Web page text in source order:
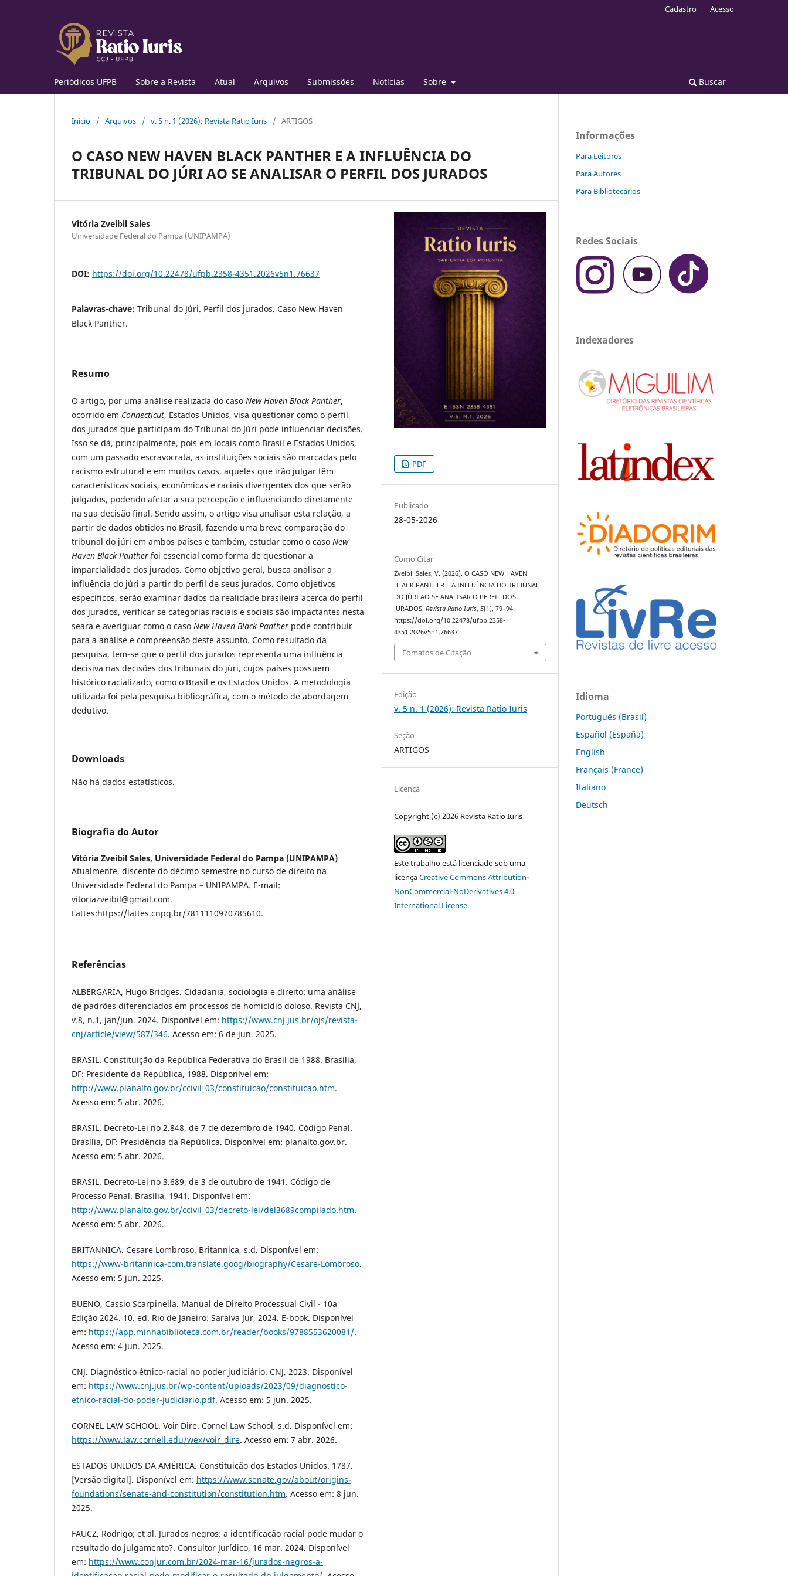
Periódicos UFPB Sobre a Revista Atual Arquivos Submissões Notícias Sobre Buscar
Cadastro Acesso
Início / Arquivos / v. 5 n. 1 (2026): Revista Ratio Iuris / ARTIGOS
O CASO NEW HAVEN BLACK PANTHER E A INFLUÊNCIA DO
TRIBUNAL DO JÚRI AO SE ANALISAR O PERFIL DOS JURADOS
Vitória Zveibil Sales
Universidade Federal do Pampa (UNIPAMPA)
DOI: https://doi.org/10.22478/ufpb.2358-4351.2026v5n1.76637
Palavras-chave: Tribunal do Júri. Perfil dos jurados. Caso New Haven
Black Panther.
Resumo
O artigo, por uma análise realizada do caso New Haven Black Panther,
ocorrido em Connecticut, Estados Unidos, visa questionar como o perfil
dos jurados que participam do Tribunal do Júri pode influenciar decisões.
Isso se dá, principalmente, pois em locais como Brasil e Estados Unidos,
com um passado escravocrata, as instituições sociais são marcadas pelo
racismo estrutural e em muitos casos, aqueles que irão julgar têm
características sociais, econômicas e raciais divergentes dos que serão
julgados, podendo afetar a sua percepção e influenciando diretamente
na sua decisão final. Sendo assim, o artigo visa analisar esta relação, a
partir de dados obtidos no Brasil, fazendo uma breve comparação do
tribunal do júri em ambos países e também, estudar como o caso New
Haven Black Panther foi essencial como forma de questionar a
imparcialidade dos jurados. Como objetivo geral, busca analisar a
influência do júri a partir do perfil de seus jurados. Como objetivos
específicos, serão examinar dados da realidade brasileira acerca do perfil
dos jurados, verificar se categorias raciais e sociais são impactantes nesta
seara e averiguar como o caso New Haven Black Panther pode contribuir
para a análise e compreensão deste assunto. Como resultado da
pesquisa, tem-se que o perfil dos jurados representa uma influência
decisiva nas decisões dos tribunais do júri, cujos países possuem
histórico racializado, como o Brasil e os Estados Unidos. A metodologia
utilizada foi pela pesquisa bibliográfica, com o método de abordagem
dedutivo.
Downloads
Não há dados estatísticos.
Biografia do Autor
Vitória Zveibil Sales, Universidade Federal do Pampa (UNIPAMPA)
Atualmente, discente do décimo semestre no curso de direito na
Universidade Federal do Pampa – UNIPAMPA. E-mail:
vitoriazveibil@gmail.com.
Lattes:https://lattes.cnpq.br/7811110970785610.
Referências
ALBERGARIA, Hugo Bridges. Cidadania, sociologia e direito: uma análise
de padrões diferenciados em processos de homicídio doloso. Revista CNJ,
v.8, n.1, jan/jun. 2024. Disponível em: https://www.cnj.jus.br/ojs/revista-
cnj/article/view/587/346. Acesso em: 6 de jun. 2025.
BRASIL. Constituição da República Federativa do Brasil de 1988. Brasília,
DF: Presidente da República, 1988. Disponível em:
http://www.planalto.gov.br/ccivil_03/constituicao/constituicao.htm.
Acesso em: 5 abr. 2026.
BRASIL. Decreto-Lei no 2.848, de 7 de dezembro de 1940. Código Penal.
Brasília, DF: Presidência da República. Disponível em: planalto.gov.br.
Acesso em: 5 abr. 2026.
BRASIL. Decreto-Lei no 3.689, de 3 de outubro de 1941. Código de
Processo Penal. Brasília, 1941. Disponível em:
http://www.planalto.gov.br/ccivil_03/decreto-lei/del3689compilado.htm.
Acesso em: 5 abr. 2026.
BRITANNICA. Cesare Lombroso. Britannica, s.d. Disponível em:
https://www-britannica-com.translate.goog/biography/Cesare-Lombroso.
Acesso em: 5 jun. 2025.
BUENO, Cassio Scarpinella. Manual de Direito Processual Civil - 10a
Edição 2024. 10. ed. Rio de Janeiro: Saraiva Jur, 2024. E-book. Disponível
em: https://app.minhabiblioteca.com.br/reader/books/9788553620081/.
Acesso em: 4 jun. 2025.
CNJ. Diagnóstico étnico-racial no poder judiciário. CNJ, 2023. Disponível
em: https://www.cnj.jus.br/wp-content/uploads/2023/09/diagnostico-
etnico-racial-do-poder-judiciario.pdf. Acesso em: 5 jun. 2025.
CORNEL LAW SCHOOL. Voir Dire. Cornel Law School, s.d. Disponível em:
https://www.law.cornell.edu/wex/voir_dire. Acesso em: 7 abr. 2026.
ESTADOS UNIDOS DA AMÉRICA. Constituição dos Estados Unidos. 1787.
[Versão digital]. Disponível em: https://www.senate.gov/about/origins-
foundations/senate-and-constitution/constitution.htm. Acesso em: 8 jun.
2025.
FAUCZ, Rodrigo; et al. Jurados negros: a identificação racial pode mudar o
resultado do julgamento?. Consultor Jurídico, 16 mar. 2024. Disponível
em: https://www.conjur.com.br/2024-mar-16/jurados-negros-a-
PDF
Publicado
28-05-2026
Como Citar
Zveibil Sales, V. (2026). O CASO NEW HAVEN
BLACK PANTHER E A INFLUÊNCIA DO TRIBUNAL
DO JÚRI AO SE ANALISAR O PERFIL DOS
JURADOS.Revista Ratio Iuris,5(1), 79–94.
https://doi.org/10.22478/ufpb.2358-
4351.2026v5n1.76637
Fomatos de Citação
Edição
v. 5 n. 1 (2026): Revista Ratio Iuris
Seção
ARTIGOS
Licença
Copyright (c) 2026 Revista Ratio Iuris
Este trabalho está licenciado sob uma
licençaCreative Commons Attribution-
NonCommercial-NoDerivatives 4.0
International License.
Informações
Para Leitores
Para Autores
Para Bibliotecários
Redes Sociais
Indexadores
Idioma
Português (Brasil)
Español (España)
English
Français (France)
Italiano
Deutsch